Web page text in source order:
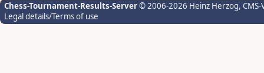
Chess-Tournament-Results-Server© 2006-2026 Heinz Herzog,
Legal details/Terms of use